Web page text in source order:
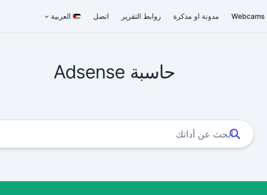
Webcams مدونة او مذكرة روابط التقرير اتصل العربية
حاسبة Adsense